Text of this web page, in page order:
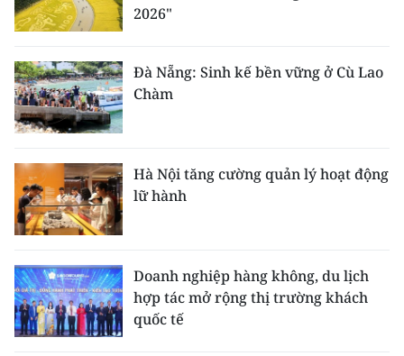
2026"
Đà Nẵng: Sinh kế bền vững ở Cù Lao
Chàm
Hà Nội tăng cường quản lý hoạt động
lữ hành
Doanh nghiệp hàng không, du lịch
hợp tác mở rộng thị trường khách
quốc tế